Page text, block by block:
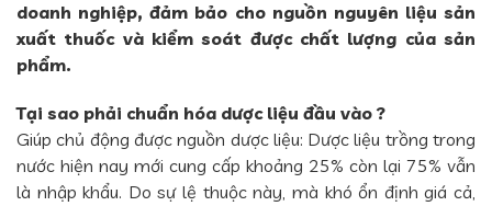
doanh nghiệp, đảm bảo cho nguồn nguyên liệu sản
xuất thuốc và kiểm soát được chất lượng của sản
phẩm.
Tại sao phải chuẩn hóa dược liệu đầu vào ?
Giúp chủ động được nguồn dược liệu: Dược liệu trồng trong
nước hiện nay mới cung cấp khoảng 25% còn lại 75% vẫn
là nhập khẩu. Do sự lệ thuộc này, mà khó ổn định giá cả,